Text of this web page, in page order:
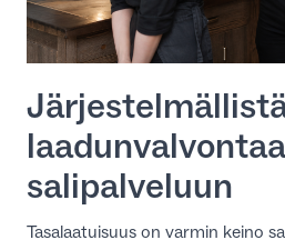
laadunvalvontaa
salipalveluun
Tasalaatuisuus on varmin keino